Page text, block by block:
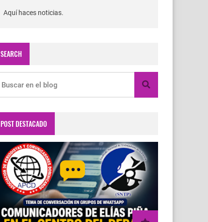
Aquí haces noticias.
SEARCH
POST DESTACADO